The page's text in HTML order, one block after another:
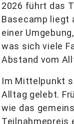
2026 führt das
Basecamp liegt
einer
was sich viele
Abstand vom
Im Mittelpunkt
Alltag gelebt.
wie das
Teilnahmepreis